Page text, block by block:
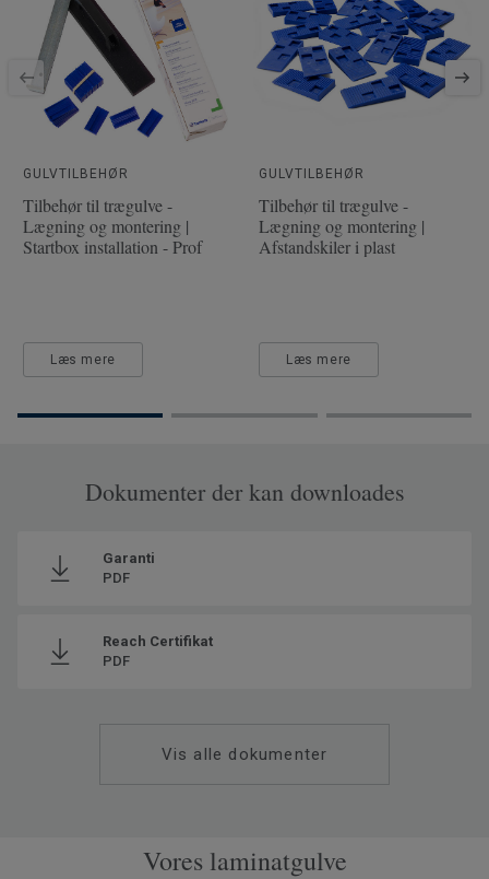
Fasede kanter
4 sides
Klassificering - Brugsklasse
32 Moderat
Gulvvarme
Ja (maks. 27° C)
Bredde
19.3
Overfladeeffekt
Embossing in Register (Plus
effect)
GULVTILBEHØR
Tilbehør til trægulve -
Lægning og montering |
Startbox installation - Prof
Læs mere
GULVTILBEHØR
Tilbehør til trægulve -
Lægning og montering |
Afstandskiler i plast
Læs mere
Dokumenter der kan downloades
Garanti
PDF
Reach Certifikat
PDF
Vis alle dokumenter
Vores laminatgulve